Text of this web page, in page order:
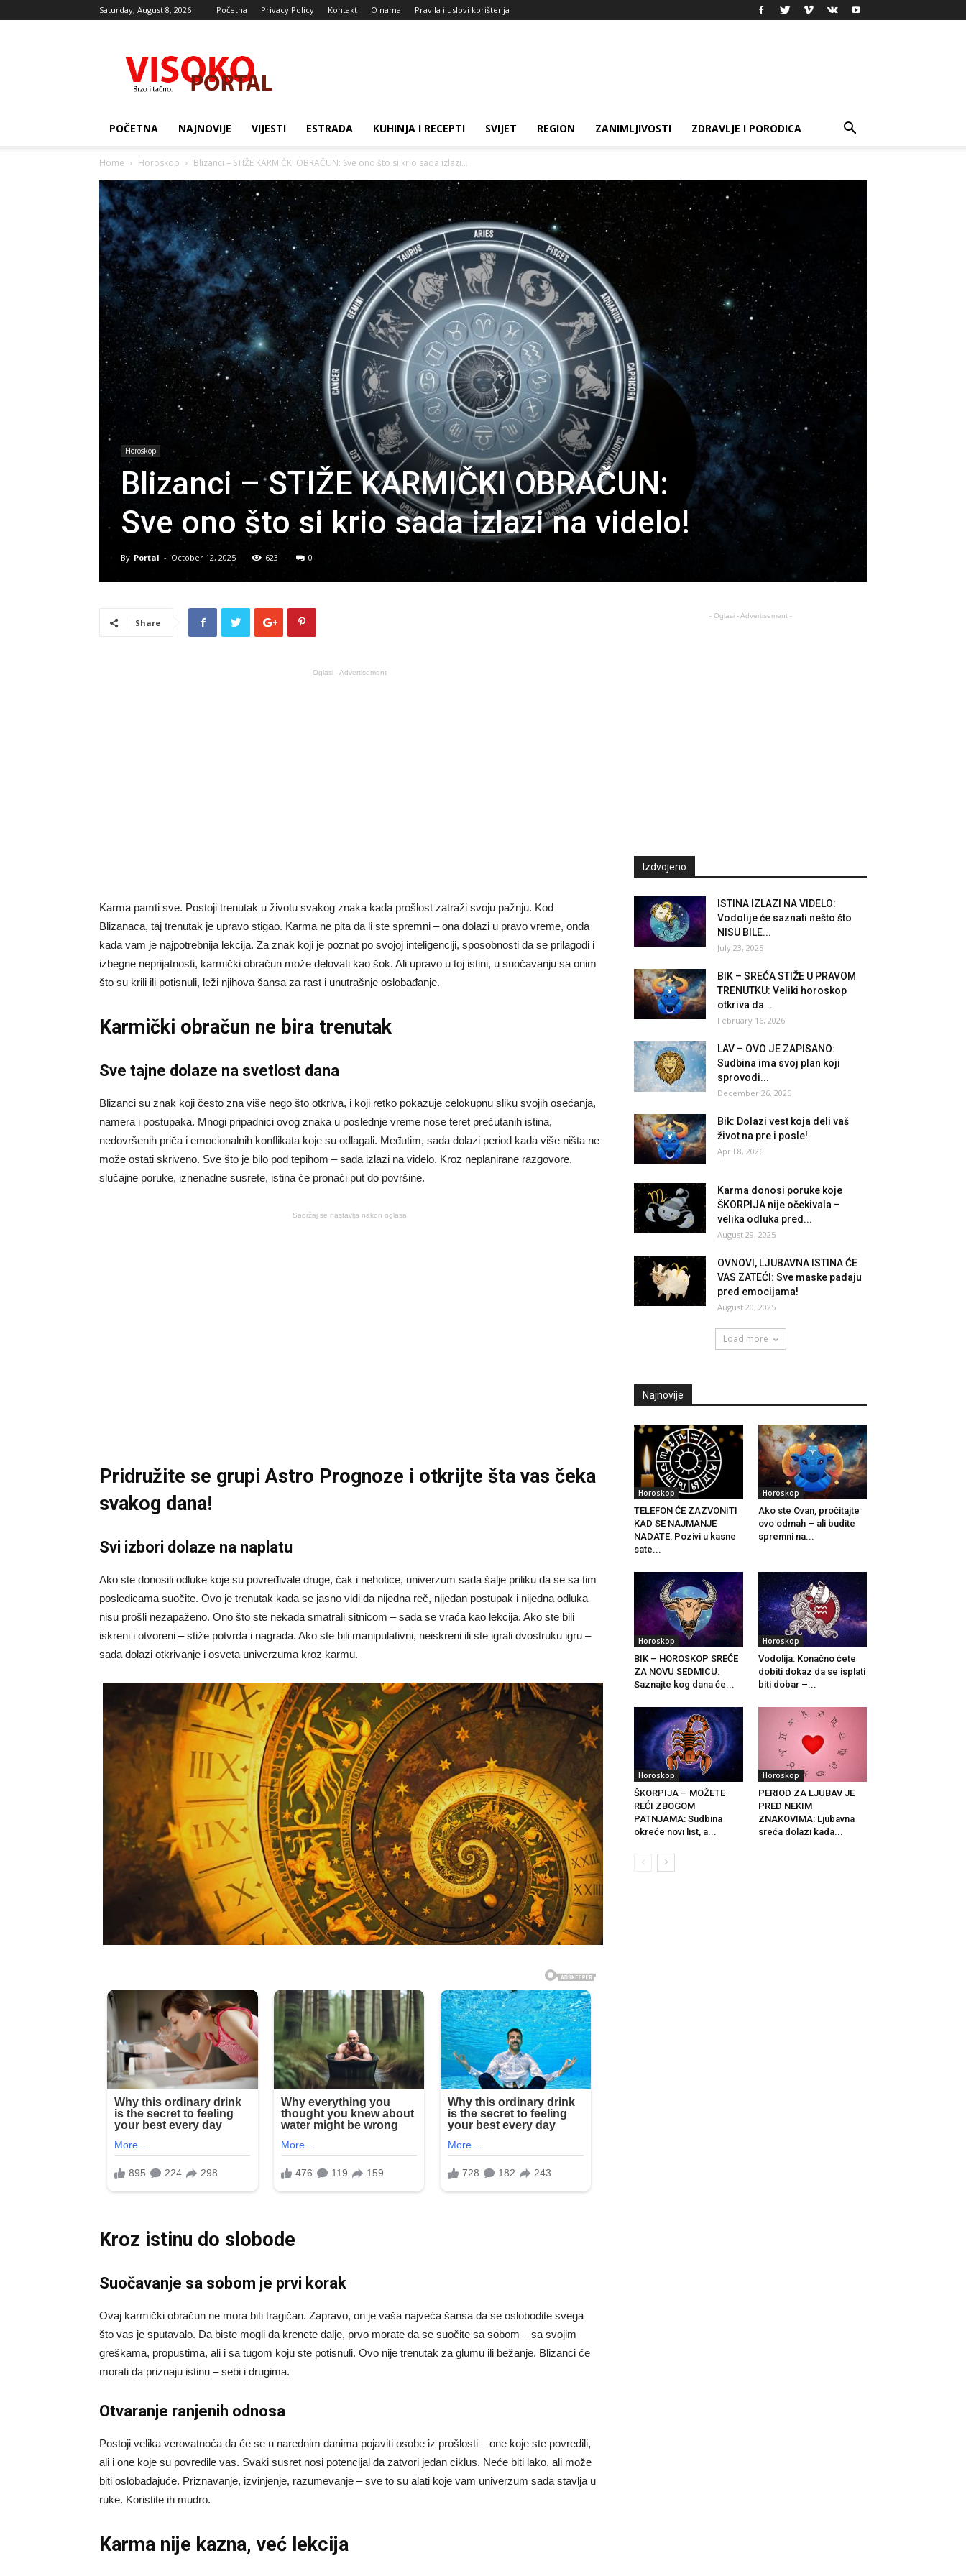
Saturday, August 8, 2026 Početna Privacy Policy Kontakt O nama Pravila i uslovi korištenja
portal
POČETNA NAJNOVIJE VIJESTI ESTRADA KUHINJA I RECEPTI SVIJET REGION ZANIMLJIVOSTI ZDRAVLJE I PORODICA
Home Horoskop Blizanci – STIŽE KARMIČKI OBRAČUN: Sve ono što si krio sada izlazi...
Horoskop
Blizanci – STIŽE KARMIČKI OBRAČUN:
Sve ono što si krio sada izlazi na videlo!
By Portal - October 12, 2025 623 0
Share
Oglasi - Advertisement
Karma pamti sve. Postoji trenutak u životu svakog znaka kada prošlost zatraži svoju pažnju. Kod
Blizanaca, taj trenutak je upravo stigao. Karma ne pita da li ste spremni – ona dolazi u pravo vreme, onda
kada vam je najpotrebnija lekcija. Za znak koji je poznat po svojoj inteligenciji, sposobnosti da se prilagodi i
izbegne neprijatnosti, karmički obračun može delovati kao šok. Ali upravo u toj istini, u suočavanju sa onim
što su krili ili potisnuli, leži njihova šansa za rast i unutrašnje oslobađanje.
Karmički obračun ne bira trenutak
Sve tajne dolaze na svetlost dana
Blizanci su znak koji često zna više nego što otkriva, i koji retko pokazuje celokupnu sliku svojih osećanja,
namera i postupaka. Mnogi pripadnici ovog znaka u poslednje vreme nose teret prećutanih istina,
nedovršenih priča i emocionalnih konflikata koje su odlagali. Međutim, sada dolazi period kada više ništa ne
može ostati skriveno. Sve što je bilo pod tepihom – sada izlazi na videlo. Kroz neplanirane razgovore,
slučajne poruke, iznenadne susrete, istina će pronaći put do površine.
Sadržaj se nastavlja nakon oglasa
Pridružite se grupiAstro Prognoze i otkrijte šta vas čeka
svakog dana!
Svi izbori dolaze na naplatu
Ako ste donosili odluke koje su povređivale druge, čak i nehotice, univerzum sada šalje priliku da se sa tim
posledicama suočite. Ovo je trenutak kada se jasno vidi da nijedna reč, nijedan postupak i nijedna odluka
nisu prošli nezapaženo. Ono što ste nekada smatrali sitnicom – sada se vraća kao lekcija. Ako ste bili
iskreni i otvoreni – stiže potvrda i nagrada. Ako ste bili manipulativni, neiskreni ili ste igrali dvostruku igru –
sada dolazi otkrivanje i osveta univerzuma kroz karmu.
Kroz istinu do slobode
Suočavanje sa sobom je prvi korak
Ovaj karmički obračun ne mora biti tragičan. Zapravo, on je vaša najveća šansa da se oslobodite svega
što vas je sputavalo. Da biste mogli da krenete dalje, prvo morate da se suočite sa sobom – sa svojim
greškama, propustima, ali i sa tugom koju ste potisnuli. Ovo nije trenutak za glumu ili bežanje. Blizanci će
morati da priznaju istinu – sebi i drugima.
Otvaranje ranjenih odnosa
Postoji velika verovatnoća da će se u narednim danima pojaviti osobe iz prošlosti – one koje ste povredili,
ali i one koje su povredile vas. Svaki susret nosi potencijal da zatvori jedan ciklus. Neće biti lako, ali može
biti oslobađajuće. Priznavanje, izvinjenje, razumevanje – sve to su alati koje vam univerzum sada stavlja u
ruke. Koristite ih mudro.
Karma nije kazna, već lekcija
- Oglasi - Advertisement -
Izdvojeno
ISTINA IZLAZI NA VIDELO:
Vodolije će saznati nešto što
NISU BILE...
July 23, 2025
BIK – SREĆA STIŽE U PRAVOM
TRENUTKU: Veliki horoskop
otkriva da...
February 16, 2026
LAV – OVO JE ZAPISANO:
Sudbina ima svoj plan koji
sprovodi...
December 26, 2025
Bik: Dolazi vest koja deli vaš
život na pre i posle!
April 8, 2026
Karma donosi poruke koje
ŠKORPIJA nije očekivala –
velika odluka pred...
August 29, 2025
OVNOVI, LJUBAVNA ISTINA ĆE
VAS ZATEĆI: Sve maske padaju
pred emocijama!
August 20, 2025
Load more
Najnovije
Horoskop
TELEFON ĆE ZAZVONITI
KAD SE NAJMANJE
NADATE: Pozivi u kasne
sate...
Horoskop
Ako ste Ovan, pročitajte
ovo odmah – ali budite
spremni na...
Horoskop
BIK – HOROSKOP SREĆE
ZA NOVU SEDMICU:
Saznajte kog dana će...
Horoskop
Vodolija: Konačno ćete
dobiti dokaz da se isplati
biti dobar –...
Horoskop
ŠKORPIJA – MOŽETE
REĆI ZBOGOM
PATNJAMA: Sudbina
okreće novi list, a...
Horoskop
PERIOD ZA LJUBAV JE
PRED NEKIM
ZNAKOVIMA: Ljubavna
sreća dolazi kada...